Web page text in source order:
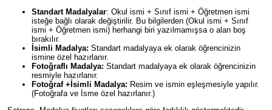
Standart Madalyalar: Okul ismi + Sınıf ismi + Öğretmen ismi
isteğe bağlı olarak değiştirilir. Bu bilgilerden (Okul ismi + Sınıf
ismi + Öğretmen ismi) herhangi biri yazılmamışsa o alan boş
bırakılır.
İsimli Madalya: Standart madalyaya ek olarak öğrencinizin
ismine özel hazırlanır.
Fotoğraflı Madalya: Standart madalyaya ek olarak öğrencinizin
resmiyle hazırlanır.
Fotoğraf +İsimli Madalya: Resim ve ismin eşleşmesiyle yapılır.
(Fotoğrafa ve İsme özel hazırlanır.)